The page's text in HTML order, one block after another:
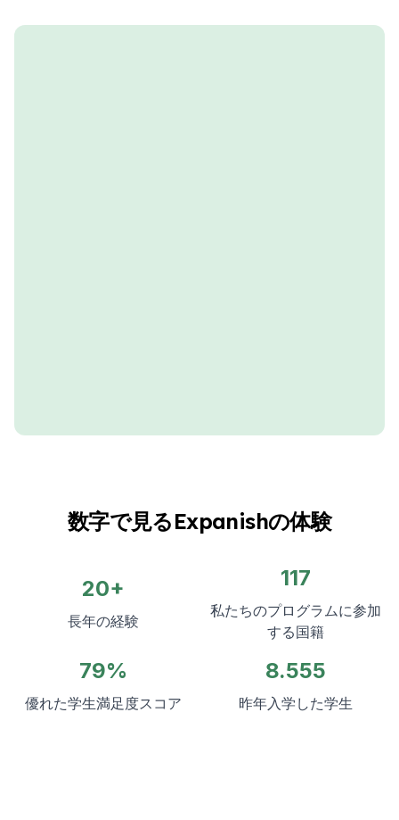
数字で見るExpanishの体験
20+
長年の経験
117
私たちのプログラムに参加
する国籍
79%
優れた学生満足度スコア
8.555
昨年入学した学生